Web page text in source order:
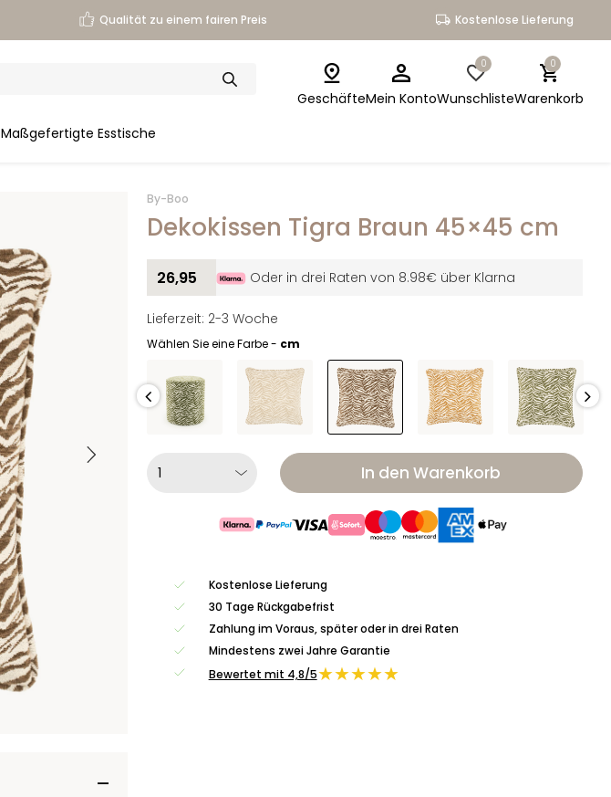
Qualität zu einem fairen Preis Kostenlose Lieferung
Maßgefertigte Esstische
GeschäfteMein Konto
0
Wunschliste
0
Warenkorb
By-Boo
Dekokissen Tigra Braun 45×45 cm
26,95 Oder in drei Raten von 8.98€ über Klarna
Lieferzeit: 2-3 Woche
Wählen Sie eine Farbe - cm
In den Warenkorb
Kostenlose Lieferung
30 Tage Rückgabefrist
Zahlung im Voraus, später oder in drei Raten
Mindestens zwei Jahre Garantie
Bewertet mit 4,8/5★★★★★